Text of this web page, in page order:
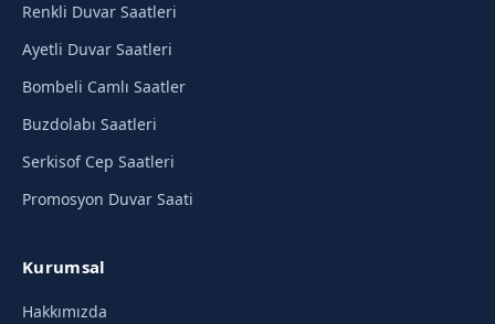
Renkli Duvar Saatleri
Ayetli Duvar Saatleri
Bombeli Camlı Saatler
Buzdolabı Saatleri
Serkisof Cep Saatleri
Promosyon Duvar Saati
Kurumsal
Hakkımızda